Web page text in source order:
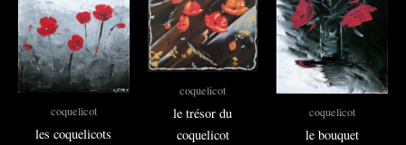
coquelicot
les coquelicots
coquelicot
le trésor du
coquelicot
coquelicot
le bouquet